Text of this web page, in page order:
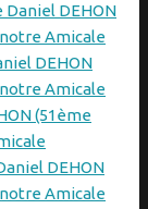
Daniel DEHON
Amicale
DEHON
Amicale
(51ème
DEHON
Amicale